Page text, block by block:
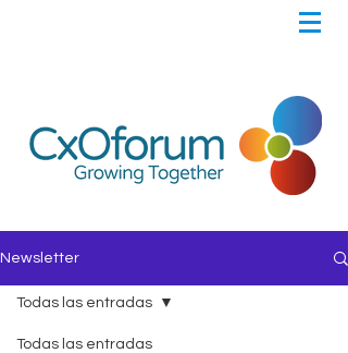
Newsletter
Todas las entradas
Todas las entradas